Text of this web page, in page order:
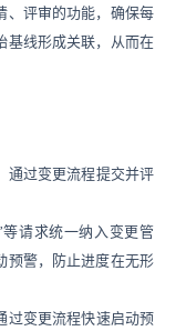
、评审的功能，确保每
基线形成关联，从而在
通过变更流程提交并评
请求统一纳入变更管
预警，防止进度在无形
过变更流程快速启动预